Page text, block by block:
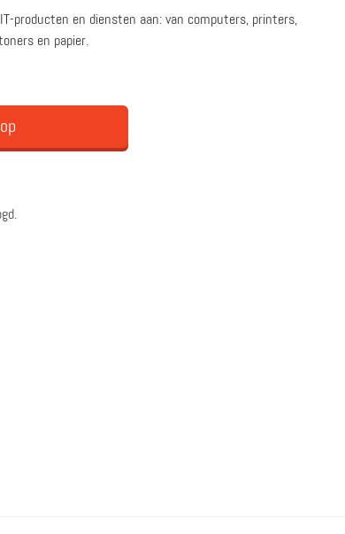
producten en diensten aan: van computers, printers,
en papier.